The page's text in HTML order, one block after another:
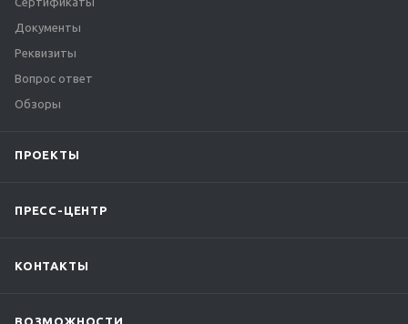
Документы
Реквизиты
Вопрос ответ
Обзоры
ПРОЕКТЫ
ПРЕСС-ЦЕНТР
КОНТАКТЫ